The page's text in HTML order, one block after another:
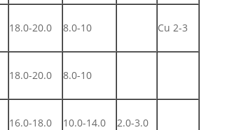
18.0-20.0 8.0-10 Cu 2-3
18.0-20.0 8.0-10
16.0-18.0 10.0-14.0 2.0-3.0